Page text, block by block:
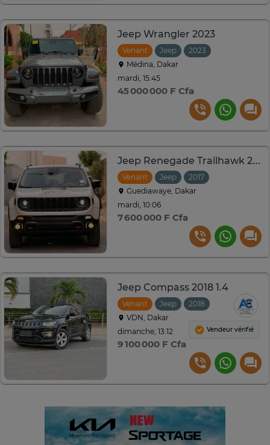
Jeep Wrangler 2023
Venant Jeep 2023
Médina, Dakar
mardi, 15:45
45 000 000 F Cfa
Jeep Renegade Trailhawk 2017 SUV compact blanc robuste
Venant Jeep 2017
Guediawaye, Dakar
mardi, 10:06
7 600 000 F Cfa
Jeep Compass 2018 1.4
Venant Jeep 2018
Automatique
VDN, Dakar
dimanche, 13:12
9 100 000 F Cfa
Vendeur vérifié